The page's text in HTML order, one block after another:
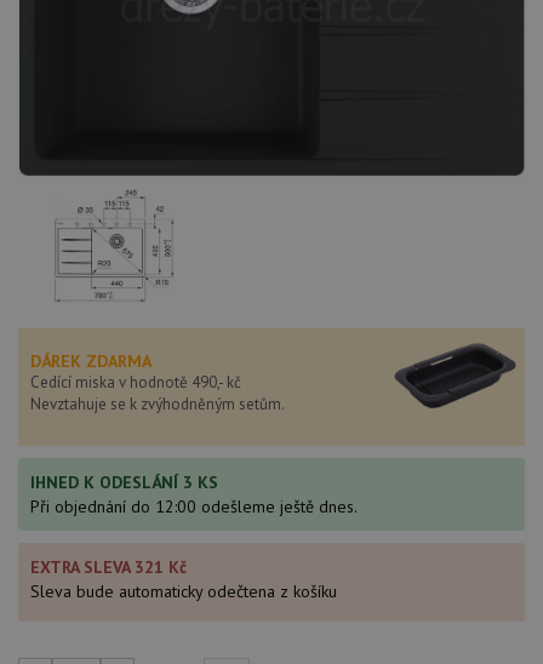
DÁREK ZDARMA
Cedící miska v hodnotě 490,- kč
Nevztahuje se k zvýhodněným setům.
IHNED K ODESLÁNÍ 3 KS
Při objednání do 12:00 odešleme ještě dnes.
EXTRA SLEVA 321 Kč
Sleva bude automaticky odečtena z košíku